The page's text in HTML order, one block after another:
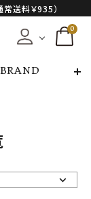
送料￥935）
0
BRAND